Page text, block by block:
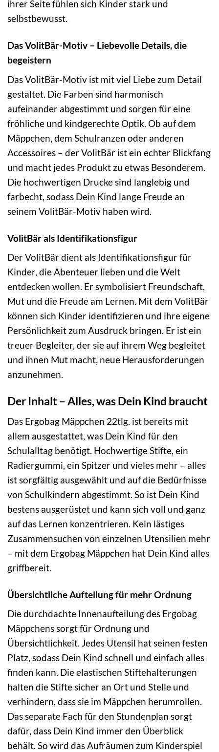
ihrer Seite fühlen sich Kinder stark und
selbstbewusst.
Das VolitBär-Motiv – Liebevolle Details, die
begeistern
Das VolitBär-Motiv ist mit viel Liebe zum Detail
gestaltet. Die Farben sind harmonisch
aufeinander abgestimmt und sorgen für eine
fröhliche und kindgerechte Optik. Ob auf dem
Mäppchen, dem Schulranzen oder anderen
Accessoires – der VolitBär ist ein echter Blickfang
und macht jedes Produkt zu etwas Besonderem.
Die hochwertigen Drucke sind langlebig und
farbecht, sodass Dein Kind lange Freude an
seinem VolitBär-Motiv haben wird.
VolitBär als Identifikationsfigur
Der VolitBär dient als Identifikationsfigur für
Kinder, die Abenteuer lieben und die Welt
entdecken wollen. Er symbolisiert Freundschaft,
Mut und die Freude am Lernen. Mit dem VolitBär
können sich Kinder identifizieren und ihre eigene
Persönlichkeit zum Ausdruck bringen. Er ist ein
treuer Begleiter, der sie auf ihrem Weg begleitet
und ihnen Mut macht, neue Herausforderungen
anzunehmen.
Der Inhalt – Alles, was Dein Kind braucht
Das Ergobag Mäppchen 22tlg. ist bereits mit
allem ausgestattet, was Dein Kind für den
Schulalltag benötigt. Hochwertige Stifte, ein
Radiergummi, ein Spitzer und vieles mehr – alles
ist sorgfältig ausgewählt und auf die Bedürfnisse
von Schulkindern abgestimmt. So ist Dein Kind
bestens ausgerüstet und kann sich voll und ganz
auf das Lernen konzentrieren. Kein lästiges
Zusammensuchen von einzelnen Utensilien mehr
– mit dem Ergobag Mäppchen hat Dein Kind alles
griffbereit.
Übersichtliche Aufteilung für mehr Ordnung
Die durchdachte Innenaufteilung des Ergobag
Mäppchens sorgt für Ordnung und
Übersichtlichkeit. Jedes Utensil hat seinen festen
Platz, sodass Dein Kind schnell und einfach alles
finden kann. Die elastischen Stiftehalterungen
halten die Stifte sicher an Ort und Stelle und
verhindern, dass sie im Mäppchen herumrollen.
Das separate Fach für den Stundenplan sorgt
dafür, dass Dein Kind immer den Überblick
behält. So wird das Aufräumen zum Kinderspiel